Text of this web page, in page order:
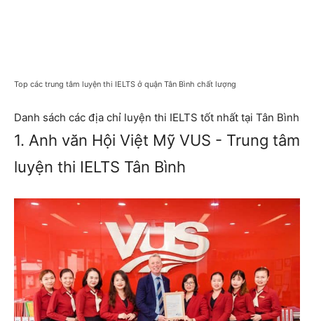
Top các trung tâm luyện thi IELTS ở quận Tân Bình chất lượng
Danh sách các địa chỉ luyện thi IELTS tốt nhất tại Tân Bình
1. Anh văn Hội Việt Mỹ VUS - Trung tâm
luyện thi IELTS Tân Bình